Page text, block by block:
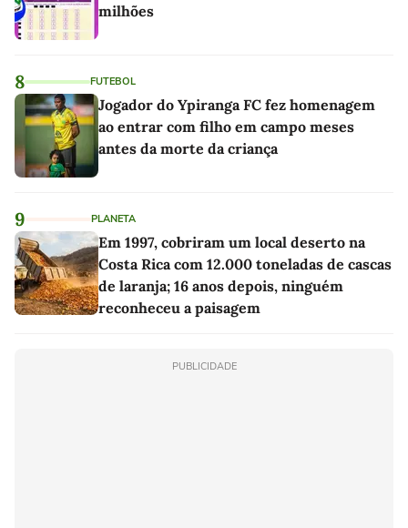
milhões
8 FUTEBOL
Jogador do Ypiranga FC fez homenagem
ao entrar com filho em campo meses
antes da morte da criança
9 PLANETA
Em 1997, cobriram um local deserto na
Costa Rica com 12.000 toneladas de cascas
de laranja; 16 anos depois, ninguém
reconheceu a paisagem
PUBLICIDADE